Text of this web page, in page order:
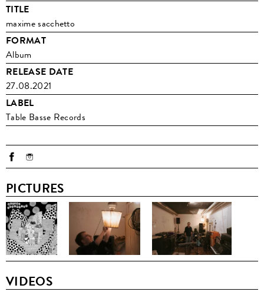
TITLE
maxime sacchetto
FORMAT
Album
RELEASE DATE
27.08.2021
LABEL
Table Basse Records
PICTURES
VIDEOS